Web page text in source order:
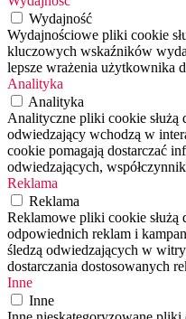
Wydajność
Wydajnościowe pliki cookie
kluczowych wskaźników
lepsze wrażenia użytkownika
Analityka
Analityka
Analityczne pliki cookie służą
odwiedzający wchodzą w
cookie pomagają dostarczać
odwiedzających,
Reklama
Reklama
Reklamowe pliki cookie służą
odpowiednich reklam i
śledzą odwiedzających w
dostarczania dostosowanych
Inne
Inne